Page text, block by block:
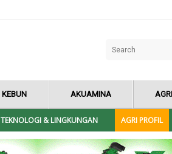
KEBUN AKUAMINA
TEKNOLOGI & LINGKUNGAN AGRI PROFIL